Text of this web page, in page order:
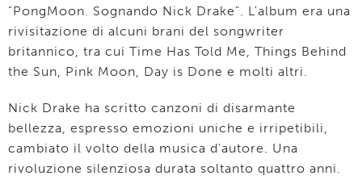
"PongMoon. Sognando Nick Drake". L'album era una
rivisitazione di alcuni brani del songwriter
britannico, tra cui Time Has Told Me, Things Behind
the Sun, Pink Moon, Day is Done e molti altri.
Nick Drake ha scritto canzoni di disarmante
bellezza, espresso emozioni uniche e irripetibili,
cambiato il volto della musica d'autore. Una
rivoluzione silenziosa durata soltanto quattro anni.